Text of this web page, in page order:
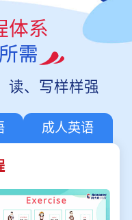
体系
需
读、写样样强
成人英语